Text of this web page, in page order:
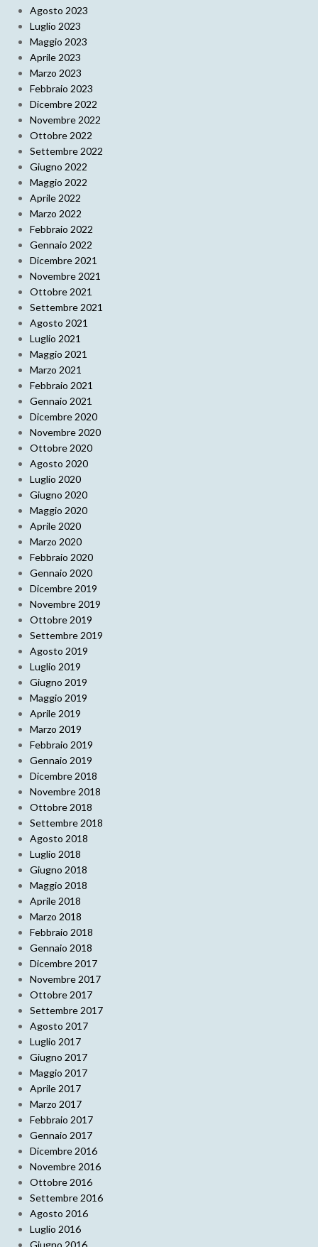
Agosto 2023
Luglio 2023
Maggio 2023
Aprile 2023
Marzo 2023
Febbraio 2023
Dicembre 2022
Novembre 2022
Ottobre 2022
Settembre 2022
Giugno 2022
Maggio 2022
Aprile 2022
Marzo 2022
Febbraio 2022
Gennaio 2022
Dicembre 2021
Novembre 2021
Ottobre 2021
Settembre 2021
Agosto 2021
Luglio 2021
Maggio 2021
Marzo 2021
Febbraio 2021
Gennaio 2021
Dicembre 2020
Novembre 2020
Ottobre 2020
Agosto 2020
Luglio 2020
Giugno 2020
Maggio 2020
Aprile 2020
Marzo 2020
Febbraio 2020
Gennaio 2020
Dicembre 2019
Novembre 2019
Ottobre 2019
Settembre 2019
Agosto 2019
Luglio 2019
Giugno 2019
Maggio 2019
Aprile 2019
Marzo 2019
Febbraio 2019
Gennaio 2019
Dicembre 2018
Novembre 2018
Ottobre 2018
Settembre 2018
Agosto 2018
Luglio 2018
Giugno 2018
Maggio 2018
Aprile 2018
Marzo 2018
Febbraio 2018
Gennaio 2018
Dicembre 2017
Novembre 2017
Ottobre 2017
Settembre 2017
Agosto 2017
Luglio 2017
Giugno 2017
Maggio 2017
Aprile 2017
Marzo 2017
Febbraio 2017
Gennaio 2017
Dicembre 2016
Novembre 2016
Ottobre 2016
Settembre 2016
Agosto 2016
Luglio 2016
Giugno 2016